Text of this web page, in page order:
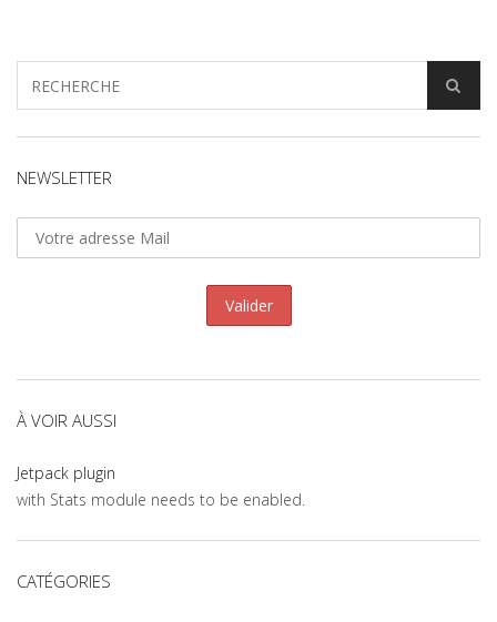
NEWSLETTER
À VOIR AUSSI
Jetpack plugin
with Stats module needs to be enabled.
CATÉGORIES